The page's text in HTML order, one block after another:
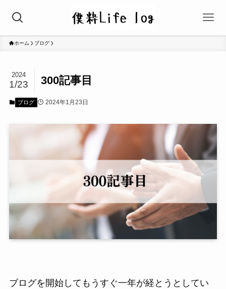
ホーム ブログ
300記事目
2024
1/23
ブログ 2024年1月23日
ブログを開始してもうすぐ一年が経とうとしてい